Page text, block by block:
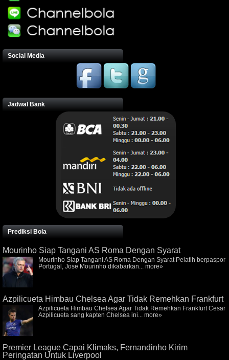
Social Media
Jadwal Bank
Prediksi Bola
Mourinho Siap Tangani AS Roma Dengan Syarat
Mourinho Siap Tangani AS Roma Dengan Syarat Pelatih berpaspor
Portugal, Jose Mourinho dikabarkan... more»
Azpilicueta Himbau Chelsea Agar Tidak Remehkan Frankfurt
Azpilicueta Himbau Chelsea Agar Tidak Remehkan Frankfurt Cesar
Azpilicueta sang kapten Chelsea ini... more»
Premier League Capai Klimaks, Fernandinho Kirim
Peringatan Untuk Liverpool